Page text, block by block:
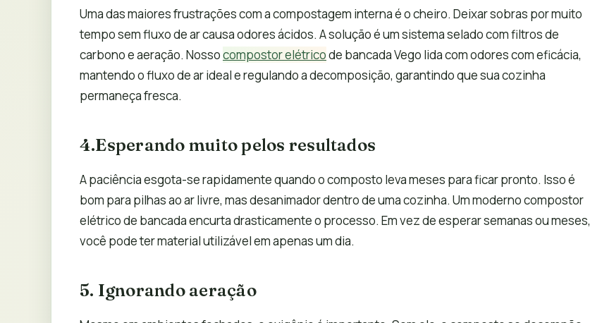
Uma das maiores frustrações com a compostagem interna é o cheiro. Deixar sobras por muito
tempo sem fluxo de ar causa odores ácidos. A solução é um sistema selado com filtros de
carbono e aeração. Nossocompostor elétricode bancada Vego lida com odores com eficácia,
mantendo o fluxo de ar ideal e regulando a decomposição, garantindo que sua cozinha
permaneça fresca.
4.Esperando muito pelos resultados
A paciência esgota-se rapidamente quando o composto leva meses para ficar pronto. Isso é
bom para pilhas ao ar livre, mas desanimador dentro de uma cozinha. Um moderno compostor
elétrico de bancada encurta drasticamente o processo. Em vez de esperar semanas ou meses,
você pode ter material utilizável em apenas um dia.
5. Ignorando aeração